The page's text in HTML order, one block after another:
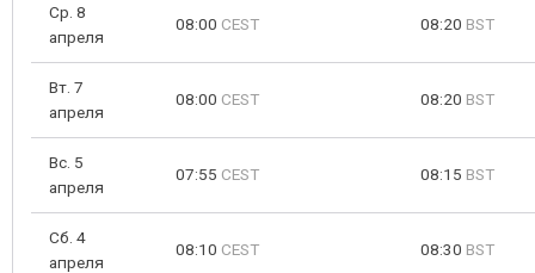
Ср. 8
апреля
08:00 CEST 08:20 BST
Вт. 7
апреля
08:00 CEST 08:20 BST
Вс. 5
апреля
07:55 CEST 08:15 BST
Сб. 4
апреля
08:10 CEST 08:30 BST